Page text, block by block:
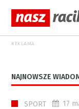
REKLAMA
NAJNOWSZE
SPORT 17